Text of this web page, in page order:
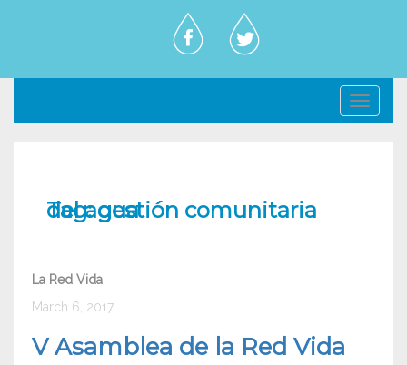
Tag:
gestión comunitaria del agua
La Red Vida
March 6, 2017
V Asamblea de la Red Vida